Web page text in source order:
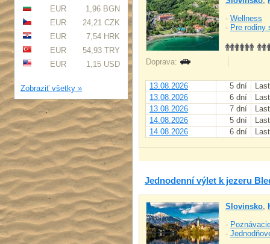
EUR
1,96 BGN
EUR
24,21 CZK
EUR
7,54 HRK
EUR
54,93 TRY
EUR
1,15 USD
Zobraziť všetky »
- Wellness
- Pre rodiny
Doprava:
13.08.2026 5 dní
13.08.2026
6 dní
13.08.2026
7 dní
14.08.2026
5 dní
14.08.2026
6 dní
Jednodenní výlet k jezeru
Slovinsko,
-
-